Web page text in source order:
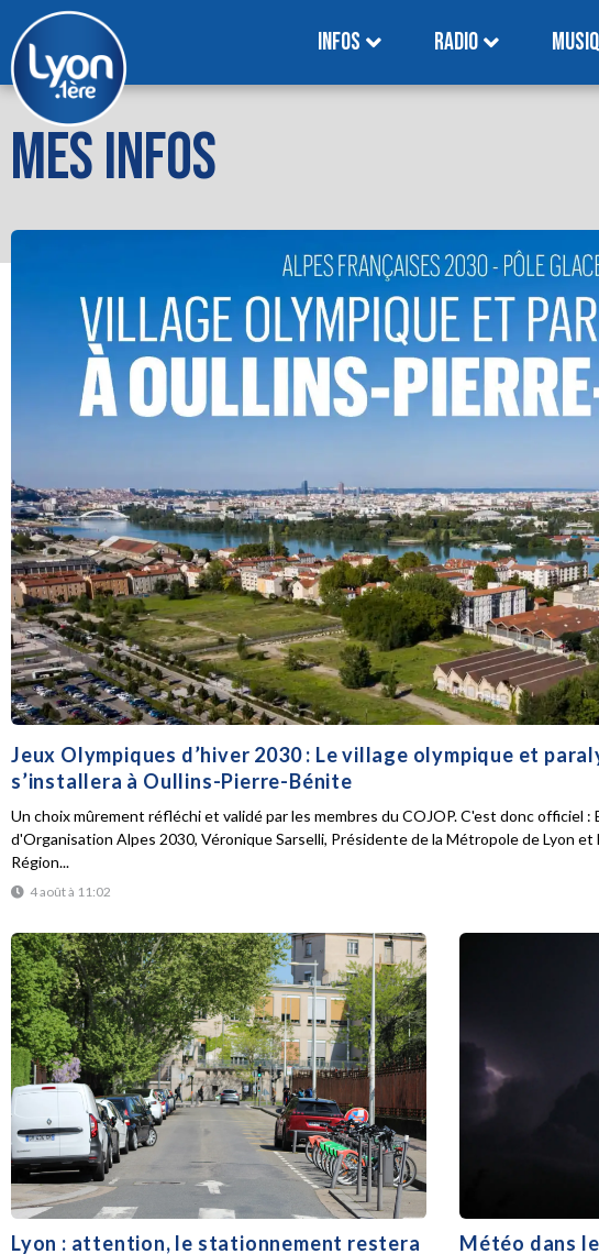
INFOS RADIO
MES INFOS
Jeux Olympiques d’hiver 2030 : Le village olympique et
s’installera à Oullins-Pierre-Bénite
4 août à 11:02
Un choix mûrement réfléchi et validé par les membres du COJOP. C'est donc officiel
d'Organisation Alpes 2030, Véronique Sarselli, Présidente de la Métropole de Lyon et
Région...
Lyon : attention, le stationnement restera
Météo dans